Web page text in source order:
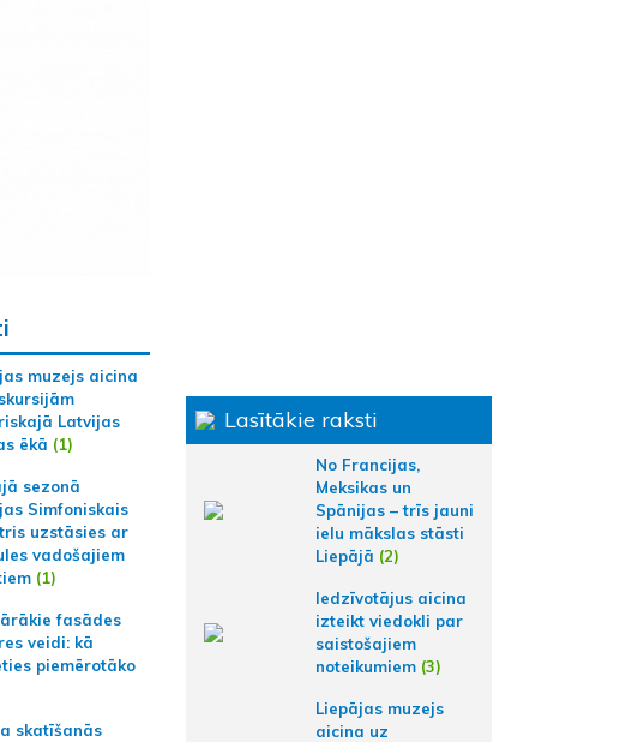
muzejs aicina
Latvijas
ēkā (1)
sezonā
Simfoniskais
uzstāsies ar
vadošajiem
(1)
fasādes
veidi: kā
piemērotāko
skatīšanās
Lasītākie raksti
No Francijas,
Meksikas un
Spānijas – trīs jauni
ielu mākslas stāsti
Liepājā (2)
Iedzīvotājus aicina
izteikt viedokli par
saistošajiem
noteikumiem (3)
Liepājas muzejs
aicina uz